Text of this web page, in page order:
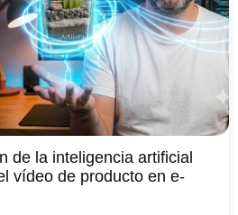
de la inteligencia artificial
vídeo de producto en e-